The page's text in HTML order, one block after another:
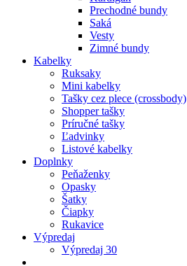
Prechodné bundy
Saká
Vesty
Zimné bundy
Kabelky
Ruksaky
Mini kabelky
Tašky cez plece (crossbody)
Shopper tašky
Príručné tašky
Ľadvinky
Listové kabelky
Doplnky
Peňaženky
Opasky
Šatky
Čiapky
Rukavice
Výpredaj
Výpredaj 30